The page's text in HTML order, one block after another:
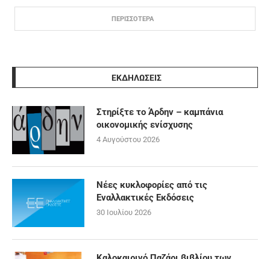
ΠΕΡΙΣΣΟΤΕΡΑ
ΕΚΔΗΛΩΣΕΙΣ
Στηρίξτε το Άρδην – καμπάνια
οικονομικής ενίσχυσης
4 Αυγούστου 2026
Νέες κυκλοφορίες από τις
Εναλλακτικές Εκδόσεις
30 Ιουλίου 2026